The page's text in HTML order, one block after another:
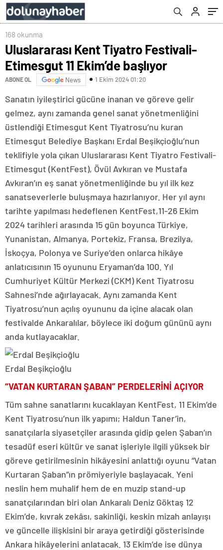
168 okunma
Uluslararası Kent Tiyatro Festivali-
Etimesgut 11 Ekim’de başlıyor
ABONE OL News 1 Ekim 2024 01:20
Sanatın iyileştirici gücüne inanan ve göreve gelir
gelmez, aynı zamanda genel sanat yönetmenliğini
üstlendiği Etimesgut Kent Tiyatrosu’nu kuran
Etimesgut Belediye Başkanı Erdal Beşikçioğlu’nun
teklifiyle yola çıkan Uluslararası Kent Tiyatro Festivali-
Etimesgut (KentFest), Övül Avkıran ve Mustafa
Avkıran’ın eş sanat yönetmenliğinde bu yıl ilk kez
sanatseverlerle buluşmaya hazırlanıyor. Her yıl aynı
tarihte yapılması hedeflenen KentFest,11-26 Ekim
2024 tarihleri arasında 15 gün boyunca Türkiye,
Yunanistan, Almanya, Portekiz, Fransa, Brezilya,
İskoçya, Polonya ve Suriye’den onlarca hikâye
anlatıcısının 15 oyununu Eryaman’da 100. Yıl
Cumhuriyet Kültür Merkezi (CKM) Kent Tiyatrosu
Sahnesi’nde ağırlayacak. Aynı zamanda Kent
Tiyatrosu’nun açılış oyununu da içine alacak olan
festivalde Ankaralılar, böylece iki doğum gününü aynı
anda kutlayacaklar.
Erdal Beşikçioğlu
“VATAN KURTARAN ŞABAN” PERDELERİNİ AÇIYOR
Tüm sahne sanatlarını kucaklayan KentFest, 11 Ekim’de
Kent Tiyatrosu’nun ilk yapımı; Haldun Taner’in,
sanatçılarla siyasetçiler arasında gidip gelen Şaban’ın
tesadüf eseri kültür ve sanat işleriyle ilgili yüksek bir
göreve getirilmesinin hikâyesini anlattığı oyunu “Vatan
Kurtaran Şaban”ın prömiyeriyle başlayacak. Yeni
neslin hem muhalif hem de en muzip stand-up
sanatçılarından biri olan Ankaralı Deniz Göktaş 12
Ekim’de, kıvrak zekâsı, sakinliği, keskin mizah anlayışı
ve güncelle ilişkisini bir araya getirdiği gösterisinde
Ankara hikâyelerini anlatacak. 13 Ekim’de ise dünya